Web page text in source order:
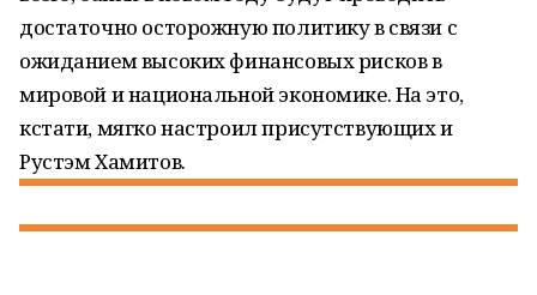
достаточно осторожную политику в связи с
ожиданием высоких финансовых рисков в
мировой и национальной экономике. На это,
кстати, мягко настроил присутствующих и
Рустэм Хамитов.